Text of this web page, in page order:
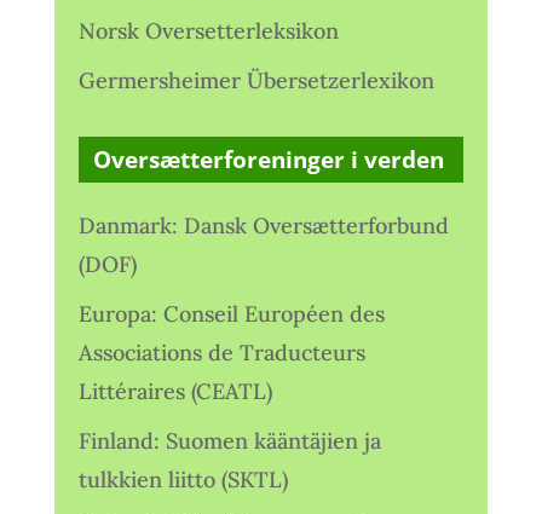
Norsk Oversetterleksikon
Germersheimer Übersetzerlexikon
Oversætterforeninger i verden
Danmark: Dansk Oversætterforbund
(DOF)
Europa: Conseil Européen des
Associations de Traducteurs
Littéraires (CEATL)
Finland: Suomen kääntäjien ja
tulkkien liitto (SKTL)